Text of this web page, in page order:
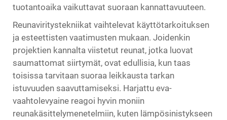
tuotantoaika vaikuttavat suoraan kannattavuuteen.
Reunaviritystekniikat vaihtelevat käyttötarkoituksen
ja esteettisten vaatimusten mukaan. Joidenkin
projektien kannalta viistetut reunat, jotka luovat
saumattomat siirtymät, ovat edullisia, kun taas
toisissa tarvitaan suoraa leikkausta tarkan
istuvuuden saavuttamiseksi. Harjattu eva-
vaahtolevyaine reagoi hyvin moniin
reunakäsittelymenetelmiin, kuten lämpösinistykseen